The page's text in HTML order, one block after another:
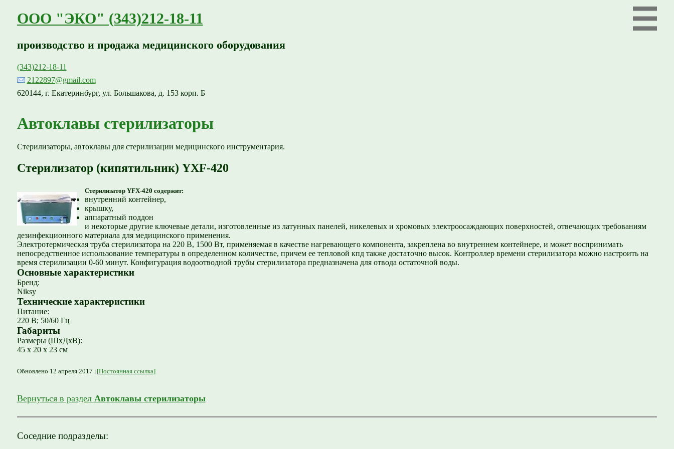
ООО "ЭКО" (343)212-18-11
производство и продажа медицинского оборудования
(343)212-18-11
2122897@gmail.com
620144, г. Екатеринбург, ул. Большакова, д. 153 корп. Б
Автоклавы стерилизаторы
Стерилизаторы, автоклавы для стерилизации медицинского инструментария.
Стерилизатор (кипятильник) YXF-420
Стерилизатор YFX-420 содержит:
внутренний контейнер,
крышку,
аппаратный поддон
и некоторые другие ключевые детали, изготовленные из латунных панелей, никелевых и хромовых электроосаждающих поверхностей, отвечающих требованиям
дезинфекционного материала для медицинского применения.
Электротермическая труба стерилизатора на 220 В, 1500 Вт, применяемая в качестве нагревающего компонента, закреплена во внутреннем контейнере, и может воспринимать
непосредственное использование температуры в определенном количестве, причем ее тепловой кпд также достаточно высок. Контроллер времени стерилизатора можно настроить на
время стерилизации 0-60 минут. Конфигурация водоотводной трубы стерилизатора предназначена для отвода остаточной воды.
Основные характеристики
Бренд:
Niksy
Технические характеристики
Питание:
220 В; 50/60 Гц
Габариты
Размеры (ШxДxВ):
45 x 20 x 23 см
Обновлено 12 апреля 2017 [Постоянная ссылка]
Вернуться в раздел Автоклавы стерилизаторы
Соседние подразделы: